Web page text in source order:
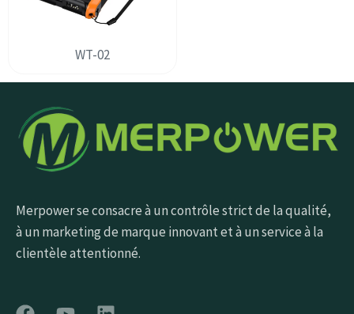
WT-02
Merpower se consacre à un contrôle strict de la qualité,
à un marketing de marque innovant et à un service à la
clientèle attentionné.